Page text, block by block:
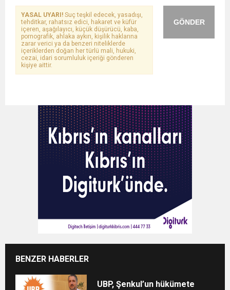
GÖNDER
YASAL UYARI! Suç teşkil edecek, yasadışı,
tehditkar, rahatsız edici, hakaret ve küfür
içeren, aşağılayıcı, küçük düşürücü, kaba,
pornografik, ahlaka aykırı, kişilik haklarına
zarar verici ya da benzeri niteliklerde
içeriklerden doğan her türlü mali, hukuki,
cezai, idari sorumluluk içeriği gönderen
kişiye aittir.
BENZER HABERLER
UBP, Şenkul’un hükümete